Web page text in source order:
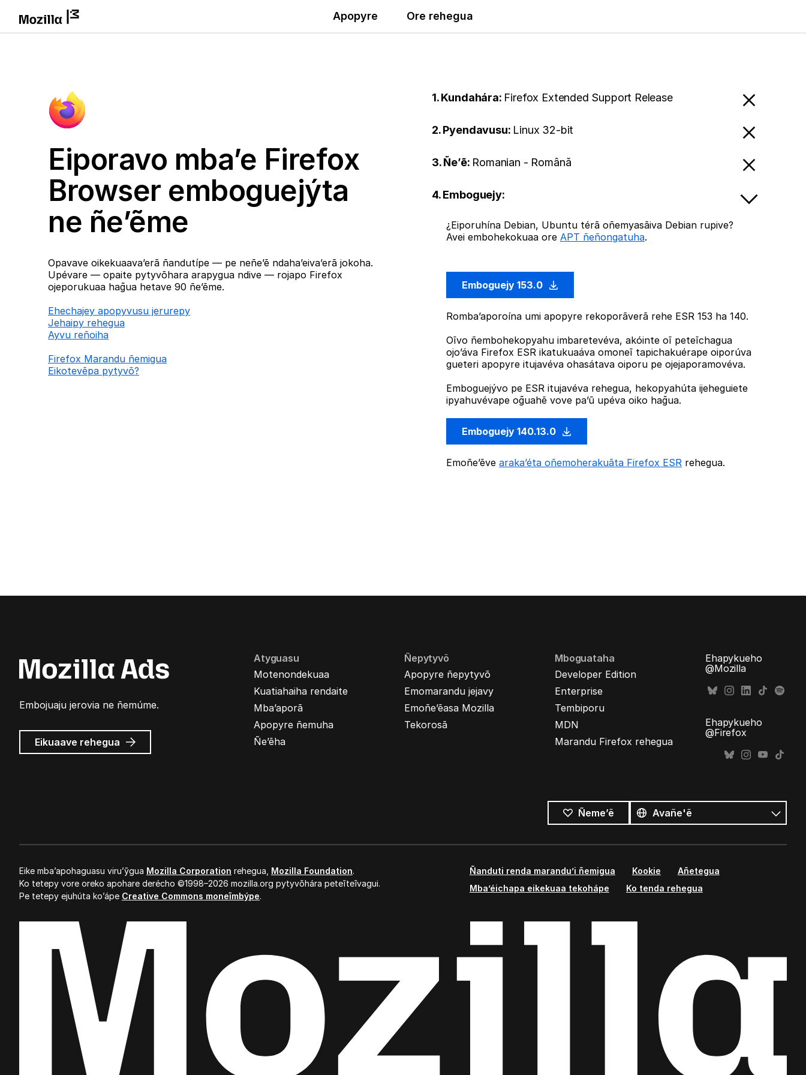
Apopyre Ore rehegua
Eiporavo mba’e Firefox
Browser emboguejýta
ne ñe’ẽme
Opavave oikekuaava’erã ñandutípe — pe neñe’ẽ ndaha’eiva’erã jokoha.
Upévare — opaite pytyvõhara arapygua ndive — rojapo Firefox
ojeporukuaa hag̃ua hetave 90 ñe’ẽme.
Ehechajey apopyvusu jerurepy
Jehaipy rehegua
Ayvu reñoiha
Firefox Marandu ñemigua
Eikotevẽpa pytyvõ?
1. Kundahára: Firefox Extended Support Release
2. Pyendavusu: Linux 32-bit
3. Ñe’ẽ: Romanian - Română
4. Emboguejy:
¿Eiporuhína Debian, Ubuntu térã oñemyasãiva Debian rupive?
Avei embohekokuaa ore APT ñeñongatuha.
Emboguejy 153.0
Romba’aporoína umi apopyre rekoporãverã rehe ESR 153 ha 140.
Oĩvo ñembohekopyahu imbaretevéva, akóinte oĩ peteĩchagua
ojo’áva Firefox ESR ikatukuaáva omoneĩ tapichakuérape oiporúva
gueteri apopyre itujavéva ohasátava oiporu pe ojejaporamovéva.
Emboguejývo pe ESR itujavéva rehegua, hekopyahúta ijeheguiete
ipyahuvévape og̃uahẽ vove pa’ũ upéva oiko hag̃ua.
Emboguejy 140.13.0
Emoñe’ẽve araka’éta oñemoherakuãta Firefox ESR rehegua.
Embojuaju jerovia ne ñemúme.
Eikuaave Mozilla
marandu’i
rehegua
Atyguasu
Motenondekuaa
Kuatiahaiha rendaite
Mba’aporã
Apopyre ñemuha
Ñe’ẽha
Ñepytyvõ
Apopyre ñepytyvõ
Emomarandu jejavy
Emoñe’ẽasa Mozilla
Tekorosã
Mboguataha
Developer Edition
Enterprise
Tembiporu
MDN
Marandu Firefox rehegua
Ehapykueho
@Mozilla
Ehapykueho
@Firefox
Ñeme’ẽ
ñe’ẽ
Ñe’ẽ
Eike mba’apohaguasu viru’ỹgua Mozilla Corporation rehegua, Mozilla Foundation.
Ko tetepy vore oreko apohare derécho ©1998–2026 mozilla.org pytyvõhára peteĩteĩvagui.
Pe tetepy ejuhúta ko’ápe Creative Commons moneĩmbýpe.
Ñanduti renda marandu’i ñemigua Kookie
Añetegua
Mba’éichapa eikekuaa tekohápe
Ko tenda rehegua